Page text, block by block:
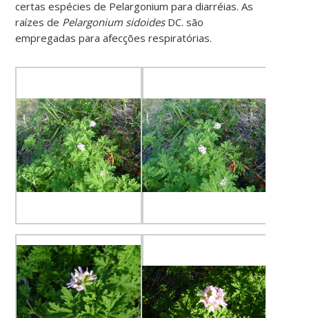
certas espécies de Pelargonium para diarréias. As
raízes de Pelargonium sidoidesDC. são
empregadas para afecções respiratórias.